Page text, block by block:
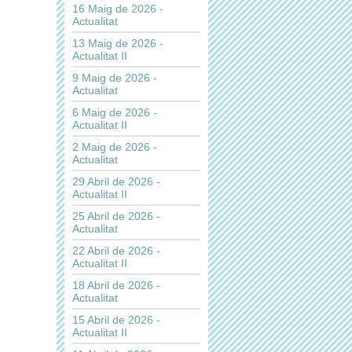
16 Maig de 2026 -
Actualitat
13 Maig de 2026 -
Actualitat II
9 Maig de 2026 -
Actualitat
6 Maig de 2026 -
Actualitat II
2 Maig de 2026 -
Actualitat
29 Abril de 2026 -
Actualitat II
25 Abril de 2026 -
Actualitat
22 Abril de 2026 -
Actualitat II
18 Abril de 2026 -
Actualitat
15 Abril de 2026 -
Actualitat II